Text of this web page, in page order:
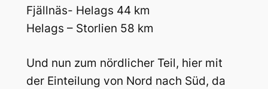
Fjällnäs- Helags 44 km
Helags – Storlien 58 km
Und nun zum nördlicher Teil, hier mit
der Einteilung von Nord nach Süd, da